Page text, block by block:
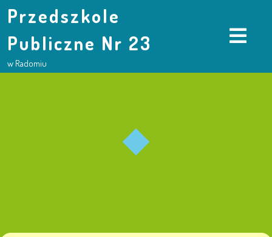
Przedszkole
Publiczne Nr 23
w Radomiu